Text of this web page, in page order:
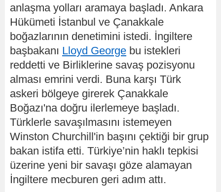
anlaşma yolları aramaya başladı. Ankara
Hükümeti İstanbul ve Çanakkale
boğazlarının denetimini istedi. İngiltere
başbakanı Lloyd George bu istekleri
reddetti ve Birliklerine savaş pozisyonu
alması emrini verdi. Buna karşı Türk
askeri bölgeye girerek Çanakkale
Boğazı'na doğru ilerlemeye başladı.
Türklerle savaşılmasını istemeyen
Winston Churchill'in başını çektiği bir grup
bakan istifa etti. Türkiye’nin haklı tepkisi
üzerine yeni bir savaşı göze alamayan
İngiltere mecburen geri adım attı.